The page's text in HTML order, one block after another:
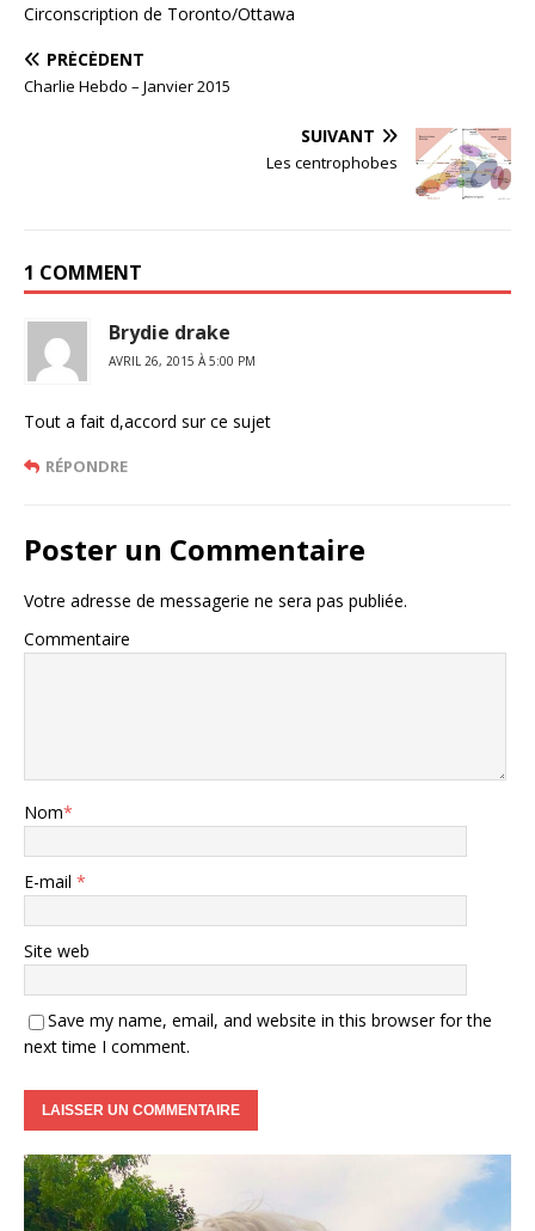
Circonscription de Toronto/Ottawa
PRÉCÉDENT
Charlie Hebdo – Janvier 2015
SUIVANT
Les centrophobes
1 COMMENT
Brydie drake
AVRIL 26, 2015 À 5:00 PM
Tout a fait d,accord sur ce sujet
RÉPONDRE
Poster un Commentaire
Votre adresse de messagerie ne sera pas publiée.
Commentaire
Nom*
E-mail *
Site web
Save my name, email, and website in this browser for the
next time I comment.